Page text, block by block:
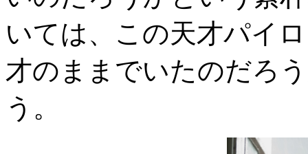
いては、この天才パイ
才のままでいたのだろ
う。